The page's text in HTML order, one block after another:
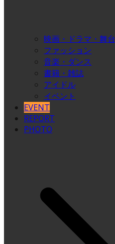
映画・ドラマ・舞台
ファッション
音楽・ダンス
書籍・雑誌
アイドル
イベント
EVENT
REPORT
PHOTO